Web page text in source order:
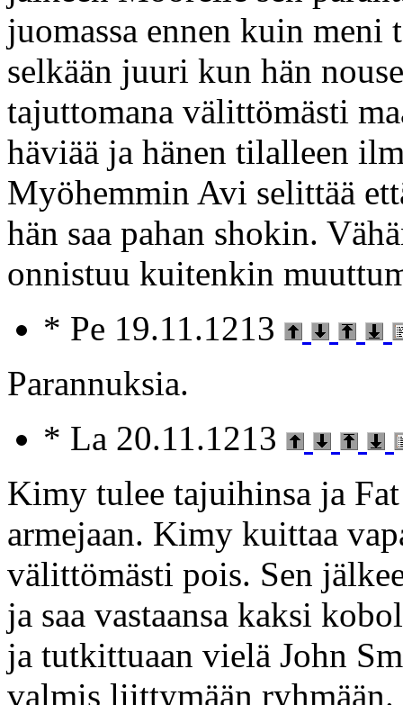
juomassa ennen kuin
selkään juuri kun hän
tajuttomana välittömästi
häviää ja hänen tilalleen
Myöhemmin Avi selittää
hän saa pahan shokin.
onnistuu kuitenkin
* Pe 19.11.1213
Parannuksia.
* La 20.11.1213
Kimy tulee tajuihinsa ja
armejaan. Kimy kuittaa
välittömästi pois. Sen
ja saa vastaansa kaksi
ja tutkittuaan vielä John
valmis liittymään ryhmään.